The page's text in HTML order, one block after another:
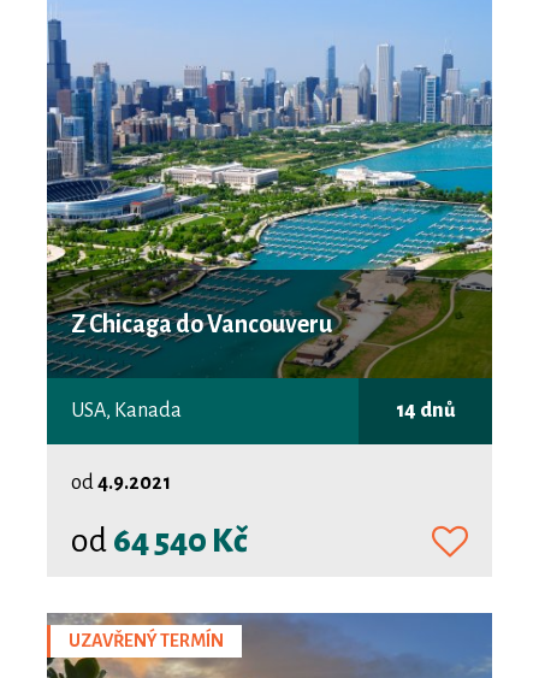
Z Chicaga do Vancouveru
USA, Kanada 14 dnů
od 4.9.2021
od 64 540 Kč
UZAVŘENÝ TERMÍN